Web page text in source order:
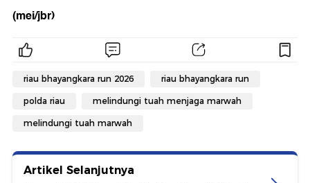
(mei/jbr)
riau bhayangkara run 2026 riau bhayangkara run
polda riau melindungi tuah menjaga marwah
melindungi tuah marwah
Artikel Selanjutnya